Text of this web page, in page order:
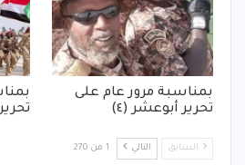
بمناسبة مرور عام على
تحرير أبوعشر (٤)
السابق التالي 1 من 270